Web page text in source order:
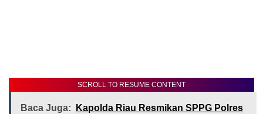
SCROLL TO RESUME CONTENT
Baca Juga:
Kapolda Riau Resmikan SPPG Polres